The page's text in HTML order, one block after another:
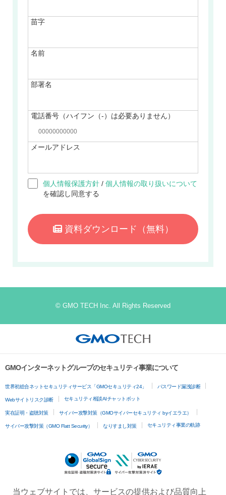
苗字
名前
部署名
電話番号（ハイフン（-）は必要ありません）
メールアドレス
個人情報保護方針 / 個人情報の取り扱いについて
を確認し同意する
資料ダウンロード （無料）
© GMO TECH Inc. All Rights Reserved
GMOインターネットグループのセキュリティ事業について
世界初総合ネットセキュリティサービス「GMOセキュリティ24」 パスワード漏洩診断
Webサイトリスク診断 セキュリティ相談AIチャットボット
実在証明・盗聴対策 サイバー攻撃対策（GMOサイバーセキュリティ byイエラエ）
サイバー攻撃対策（GMO Flatt Security） なりすまし対策 セキュリティ事業の軌跡
当ウェブサイトでは、サービスの提供および品質向上